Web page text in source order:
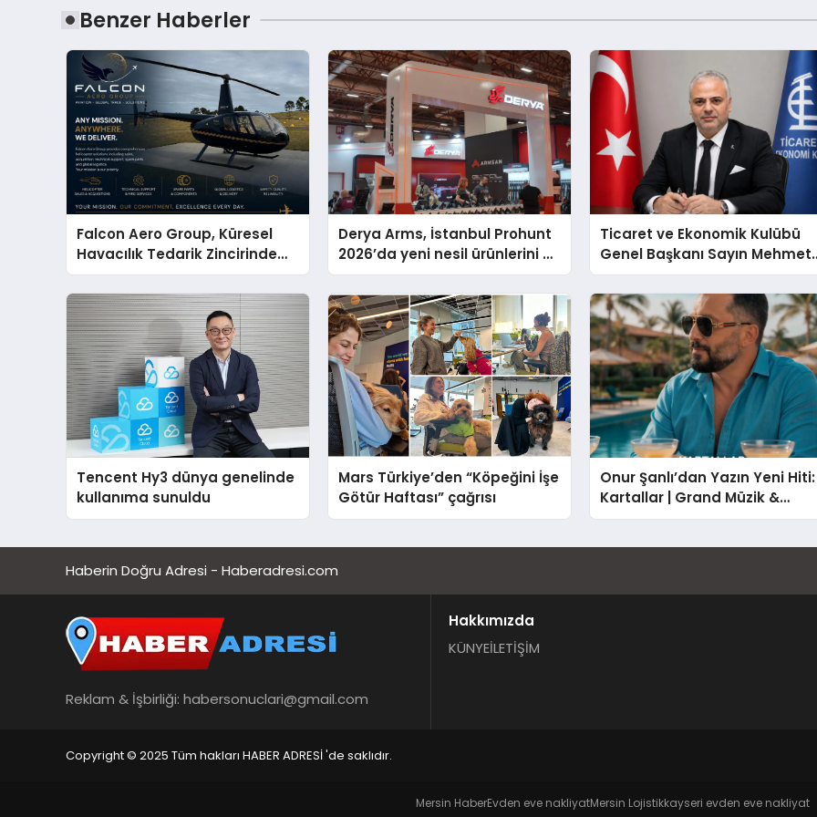
Benzer Haberler
Falcon Aero Group, Küresel
Havacılık Tedarik Zincirinde
Türkiye’den Dünyaya Açılıyor
Derya Arms, İstanbul Prohunt
2026’da yeni nesil ürünlerini ve
global marka vizyonunu
sergiledi
Ticaret ve Ekonomik Kulübü
Genel Başkanı Sayın Mehmet
Ulutaş, ekonomiye dair
açıklamada şunları kaydetti:
Tencent Hy3 dünya genelinde
kullanıma sunuldu
Mars Türkiye’den “Köpeğini İşe
Götür Haftası” çağrısı
Onur Şanlı’dan Yazın Yeni Hiti:
Kartallar | Grand Müzik &
Nihat Ulaş İmzalı Yeni Şarkı
Haberin Doğru Adresi - Haberadresi.com
Reklam & İşbirliği: habersonuclari@gmail.com
Hakkımızda
KÜNYEİLETİŞİM
Copyright © 2025 Tüm hakları HABER ADRESİ 'de saklıdır.
Mersin HaberEvden eve nakliyatMersin Lojistikkayseri evden eve nakliyat